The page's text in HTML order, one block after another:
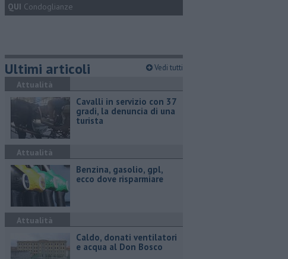
QUI Condoglianze
Ultimi articoli Vedi tutti
Attualità
Cavalli in servizio con 37
gradi, la denuncia di una
turista
Attualità
​Benzina, gasolio, gpl,
ecco dove risparmiare
Attualità
Caldo, donati ventilatori
e acqua al Don Bosco